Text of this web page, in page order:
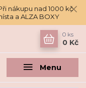
nákupu nad 1000 kč
a ALZA BOXY
Menu
0 ks
0 Kč